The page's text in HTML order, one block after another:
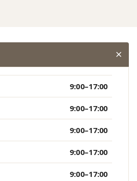
9:00–17:00
9:00–17:00
9:00–17:00
9:00–17:00
9:00–17:00